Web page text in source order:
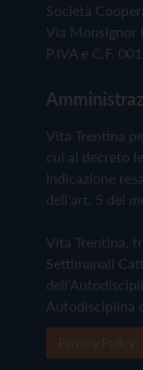
Società
Via Monsignor
P.IVA e C.F.
Vita Trentina
cui al decreto
Indicazione
dell'art. 5 del
Vita Trentina,
Settimanali
Autodisciplina